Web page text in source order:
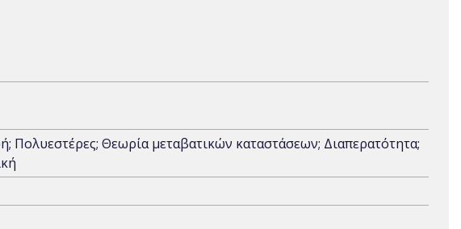
Θεωρία μεταβατικών καταστάσεων; Διαπερατότητα;